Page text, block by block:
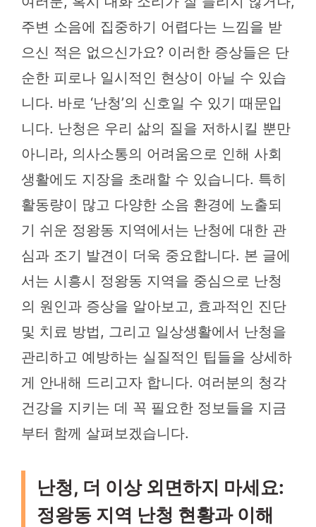
주변 소음에 집중하기 어렵다는 느낌을 받
으신 적은 없으신가요? 이러한 증상들은 단
순한 피로나 일시적인 현상이 아닐 수 있습
니다. 바로 ‘난청’의 신호일 수 있기 때문입
니다. 난청은 우리 삶의 질을 저하시킬 뿐만
아니라, 의사소통의 어려움으로 인해 사회
생활에도 지장을 초래할 수 있습니다. 특히
활동량이 많고 다양한 소음 환경에 노출되
기 쉬운 정왕동 지역에서는 난청에 대한 관
심과 조기 발견이 더욱 중요합니다. 본 글에
서는 시흥시 정왕동 지역을 중심으로 난청
의 원인과 증상을 알아보고, 효과적인 진단
및 치료 방법, 그리고 일상생활에서 난청을
관리하고 예방하는 실질적인 팁들을 상세하
게 안내해 드리고자 합니다. 여러분의 청각
건강을 지키는 데 꼭 필요한 정보들을 지금
부터 함께 살펴보겠습니다.
난청, 더 이상 외면하지 마세요:
정왕동 지역 난청 현황과 이해